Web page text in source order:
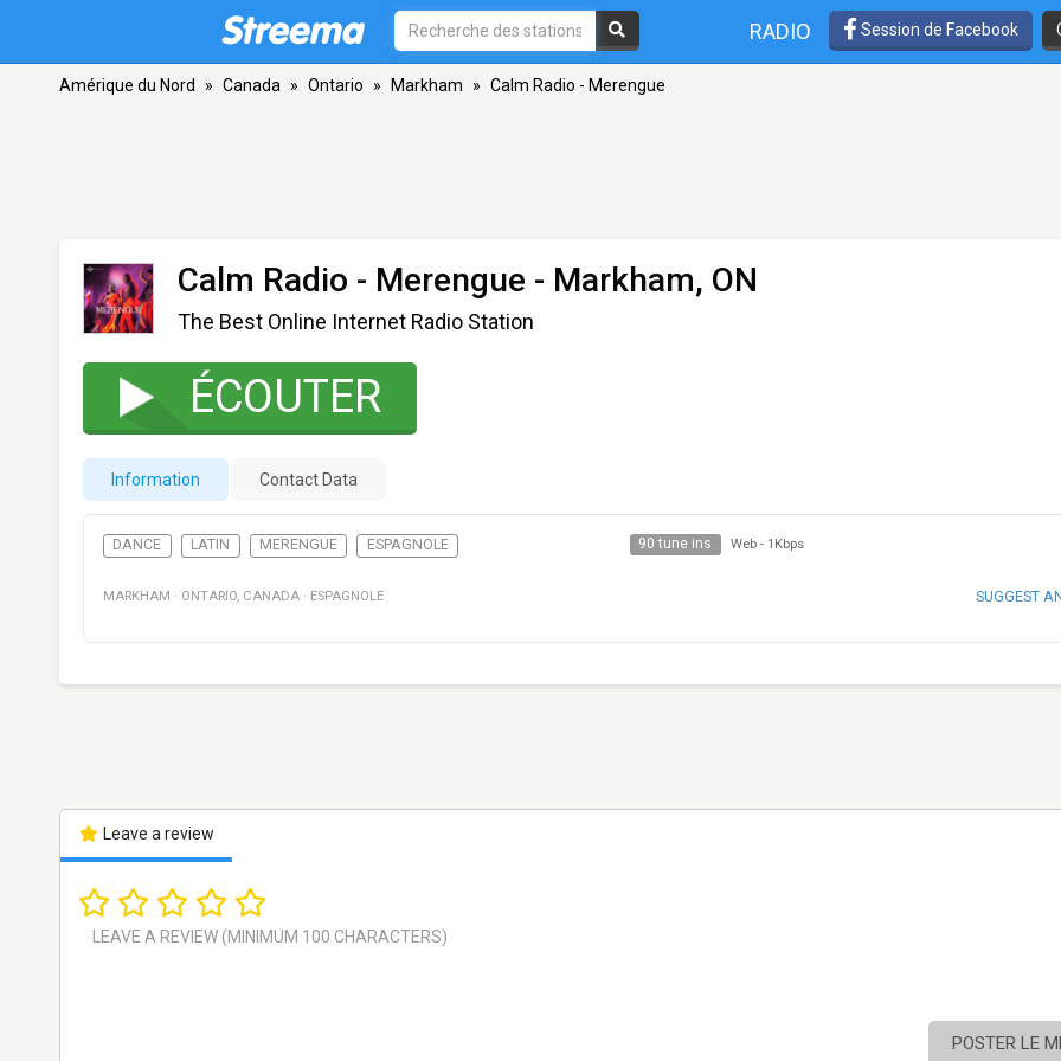
RADIO Session de Facebook
Amérique du Nord » Canada » Ontario » Markham » Calm Radio - Merengue
Calm Radio - Merengue - Markham, ON
The Best Online Internet Radio Station
ÉCOUTER
Information Contact Data
DANCE LATIN MERENGUE ESPAGNOLE 90 tune ins Web - 1Kbps
MARKHAM · ONTARIO, CANADA · ESPAGNOLE SUGGEST
Leave a review
POSTER LE